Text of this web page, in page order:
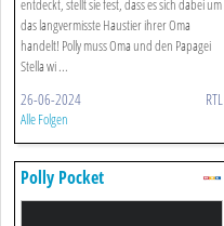
entdeckt, stellt sie fest, dass es sich dabei um
das langvermisste Haustier ihrer Oma
handelt! Polly muss Oma und den Papagei
Stella wi ...
26-06-2024 RTL
Alle Folgen
Polly Pocket